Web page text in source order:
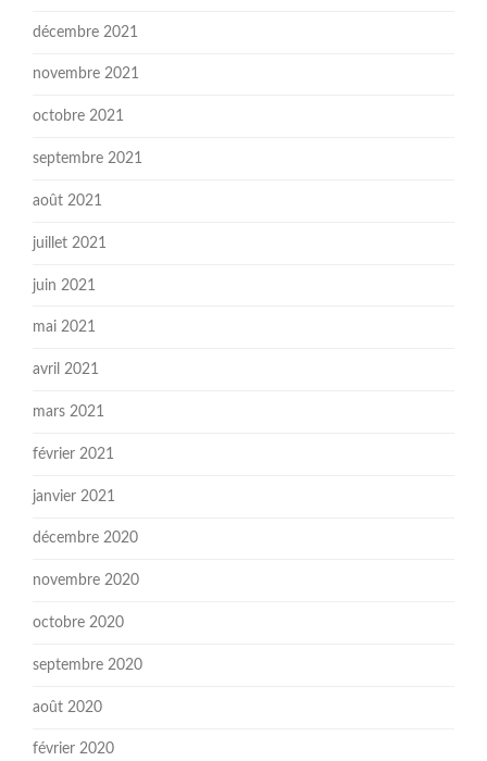
décembre 2021
novembre 2021
octobre 2021
septembre 2021
août 2021
juillet 2021
juin 2021
mai 2021
avril 2021
mars 2021
février 2021
janvier 2021
décembre 2020
novembre 2020
octobre 2020
septembre 2020
août 2020
février 2020